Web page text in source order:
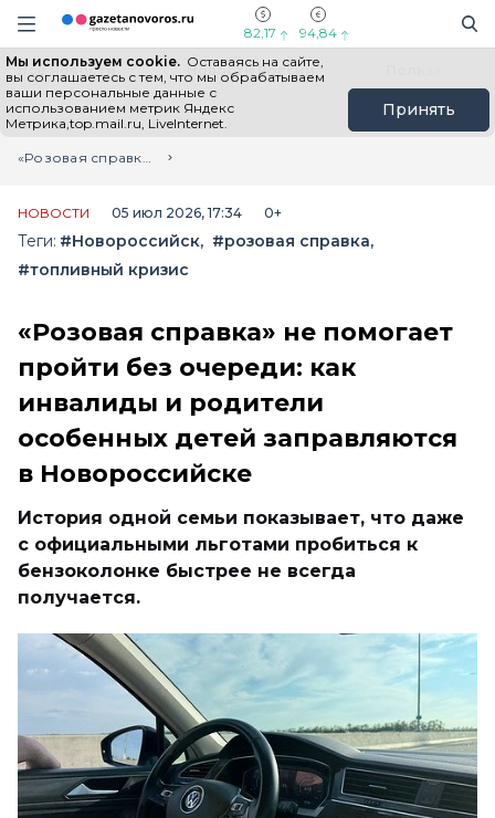
Информационный портал "ГазетаНоворос.ру"
Навигация сайта
82,17 94,84
Мы используем cookie. Оставаясь на сайте,
вы соглашаетесь с тем, что мы обрабатываем
ваши персональные данные с
использованием метрик Яндекс
Метрика,top.mail.ru, LiveInternet.
Принять
Все новости Новости России
Главная
Лента новостей
«Розовая справка» не помогает пройти без очереди: как инвалиды и родители особенных детей заправляются в Новороссийске
НОВОСТИ 05 июл 2026, 17:34 0+
Теги: #Новороссийск
#розовая справка
#топливный кризис
«Розовая справка» не помогает
пройти без очереди: как
инвалиды и родители
особенных детей заправляются
в Новороссийске
История одной семьи показывает, что даже
с официальными льготами пробиться к
бензоколонке быстрее не всегда
получается.